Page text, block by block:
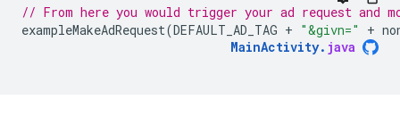
// From here you would trigger your ad request and
exampleMakeAdRequest(DEFAULT_AD_TAG + "&givn=" +
MainActivity. java